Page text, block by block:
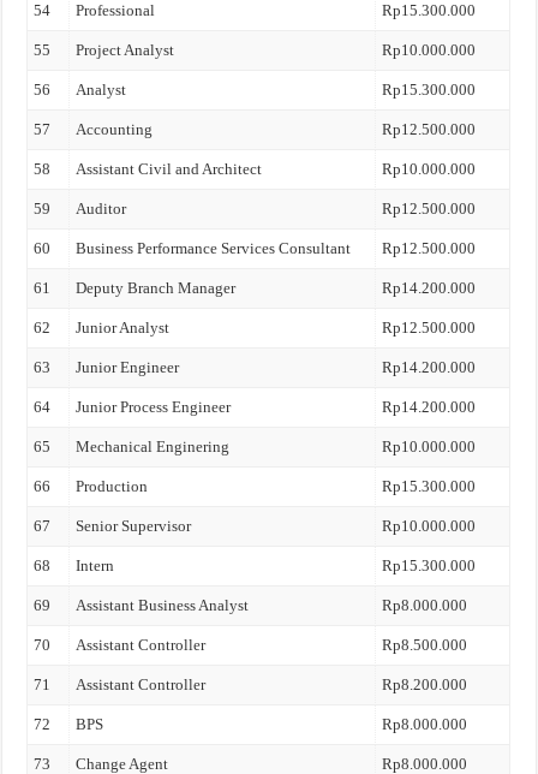
54 Professional Rp15.300.000
55 Project Analyst Rp10.000.000
56 Analyst Rp15.300.000
57 Accounting Rp12.500.000
58 Assistant Civil and Architect Rp10.000.000
59 Auditor Rp12.500.000
60 Business Performance Services Consultant Rp12.500.000
61 Deputy Branch Manager Rp14.200.000
62 Junior Analyst Rp12.500.000
63 Junior Engineer Rp14.200.000
64 Junior Process Engineer Rp14.200.000
65 Mechanical Enginering Rp10.000.000
66 Production Rp15.300.000
67 Senior Supervisor Rp10.000.000
68 Intern Rp15.300.000
69 Assistant Business Analyst Rp8.000.000
70 Assistant Controller Rp8.500.000
71 Assistant Controller Rp8.200.000
72 BPS Rp8.000.000
73 Change Agent Rp8.000.000